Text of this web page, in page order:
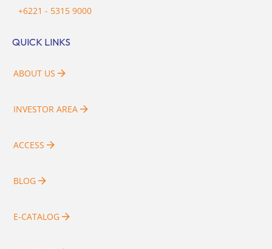
+6221 - 5315 9000
QUICK LINKS
ABOUT US
INVESTOR AREA
ACCESS
BLOG
E-CATALOG